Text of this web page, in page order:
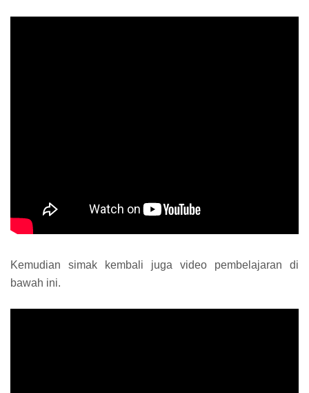
Kemudian simak kembali juga video pembelajaran di
bawah ini.